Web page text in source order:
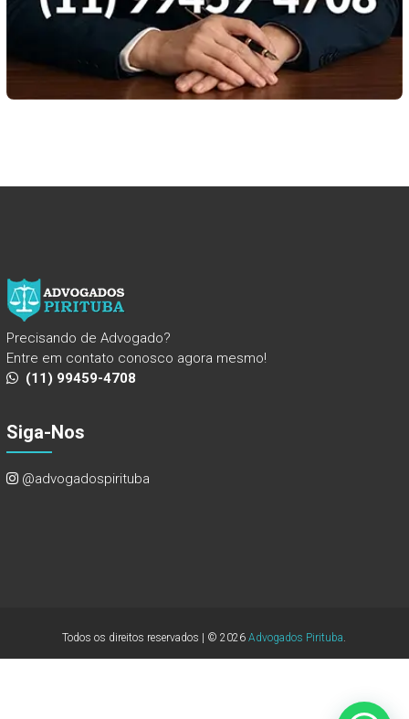
Precisando de Advogado?
Entre em contato conosco agora mesmo!
(11) 99459-4708
Siga-Nos
@advogadospirituba
Todos os direitos reservados | © 2026Advogados Pirituba.